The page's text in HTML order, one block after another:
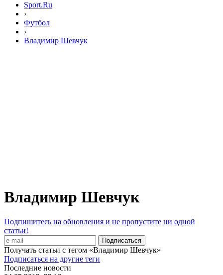
Sport.Ru
›
Футбол
›
Владимир Шевчук
Владимир Шевчук
Подпишитесь на обновления и не пропустите ни одной
статьи!
Получать статьи с тегом «Владимир Шевчук»
Подписаться на другие теги
Последние новости